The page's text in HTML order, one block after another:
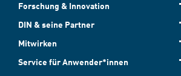
Forschung & Innovation
DIN & seine Partner
Mitwirken
Service für Anwender*innen